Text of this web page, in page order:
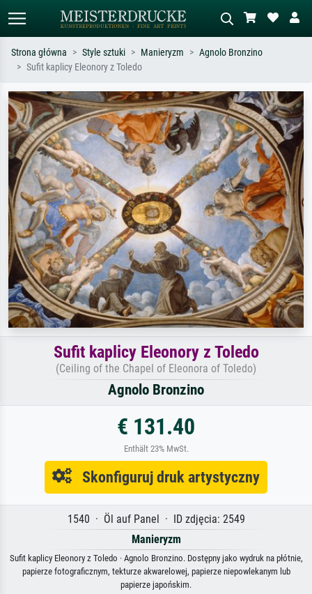
Szukaj wg artysty, tytułu lub stylu – np.
Monet, Gwiaździsta noc,
impresjonizm, fala Hokusaia, akt.
Opisz scenę – np. zielona łąka,
abstrakcja z czerwienią, ciemny olej,
stojący akt obok drzewa.
Strona główna Style sztuki Manieryzm
Agnolo Bronzino
Sufit kaplicy Eleonory z Toledo
Sufit kaplicy Eleonory z Toledo
(Ceiling of the Chapel of Eleonora of Toledo)
Agnolo Bronzino
€ 131.40
Enthält 23% MwSt.
Skonfiguruj druk artystyczny
1540 · Öl auf Panel · ID zdjęcia: 2549
Manieryzm
Sufit kaplicy Eleonory z Toledo · Agnolo Bronzino. Dostępny jako wydruk na płótnie,
papierze fotograficznym, tekturze akwarelowej, papierze niepowlekanym lub
papierze japońskim.